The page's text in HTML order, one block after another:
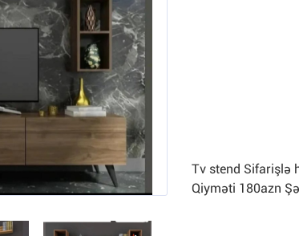
Tv stend Sifarişlə
Qiyməti 180azn